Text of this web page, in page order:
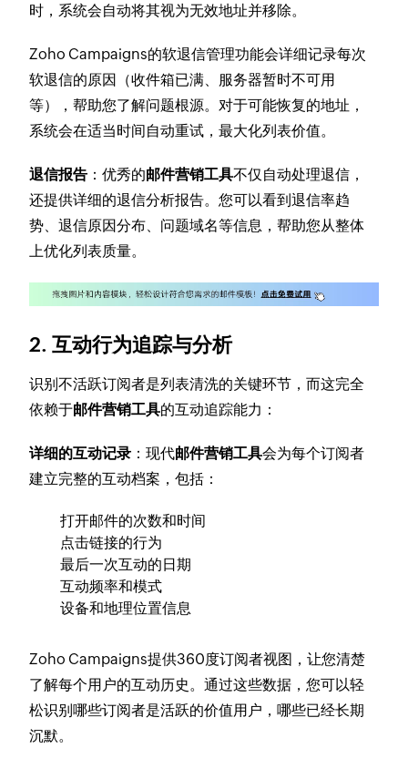
时，系统会自动将其视为无效地址并移除。
Zoho Campaigns的软退信管理功能会详细记录每次
软退信的原因（收件箱已满、服务器暂时不可用
等），帮助您了解问题根源。对于可能恢复的地址，
系统会在适当时间自动重试，最大化列表价值。
退信报告 ：优秀的邮件营销工具不仅自动处理退信，
还提供详细的退信分析报告。您可以看到退信率趋
势、退信原因分布、问题域名等信息，帮助您从整体
上优化列表质量。
2. 互动行为追踪与分析
识别不活跃订阅者是列表清洗的关键环节，而这完全
依赖于邮件营销工具的互动追踪能力：
详细的互动记录 ：现代邮件营销工具会为每个订阅者
建立完整的互动档案，包括：
打开邮件的次数和时间
点击链接的行为
最后一次互动的日期
互动频率和模式
设备和地理位置信息
Zoho Campaigns提供360度订阅者视图，让您清楚
了解每个用户的互动历史。通过这些数据，您可以轻
松识别哪些订阅者是活跃的价值用户，哪些已经长期
沉默。